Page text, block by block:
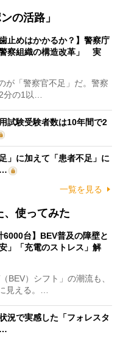
の活路」
止めはかかるか？】警察庁
察組織の構造改革」 実
が「警察官不足」だ。警察
分の1以…
試験受験者数は10年間で2
」に加えて「患者不足」に
…
一覧を見る
、使ってみた
6000台】BEV普及の障壁と
」「充電のストレス」解
BEV）シフト」の潮流も、
見える。…
況で実感した「フォレスタ
…